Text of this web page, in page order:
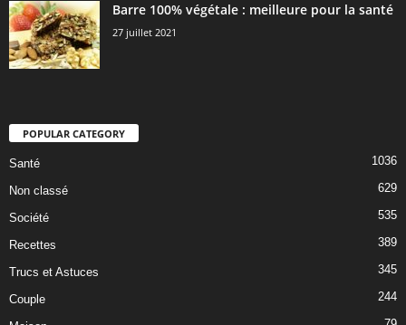
Barre 100% végétale : meilleure pour la santé
27 juillet 2021
POPULAR CATEGORY
Santé 1036
Non classé 629
Société 535
Recettes 389
Trucs et Astuces 345
Couple 244